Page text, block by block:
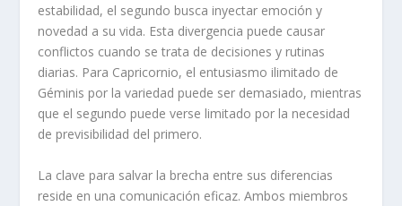
estabilidad, el segundo busca inyectar emoción y
novedad a su vida. Esta divergencia puede causar
conflictos cuando se trata de decisiones y rutinas
diarias. Para Capricornio, el entusiasmo ilimitado de
Géminis por la variedad puede ser demasiado, mientras
que el segundo puede verse limitado por la necesidad
de previsibilidad del primero.
La clave para salvar la brecha entre sus diferencias
reside en una comunicación eficaz. Ambos miembros